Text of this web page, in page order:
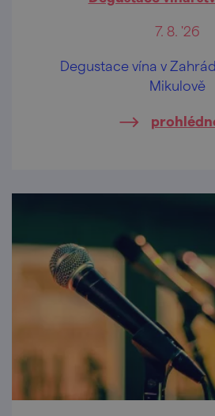
7. 8. '26
Degustace vína v
Mikulově